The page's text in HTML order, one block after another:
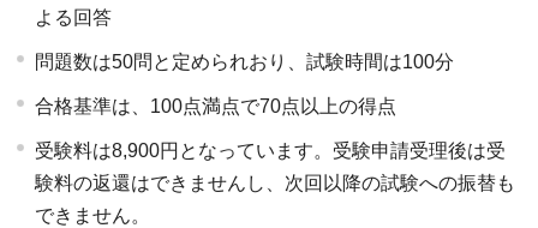
よる回答
問題数は50問と定められおり、試験時間は100分
合格基準は、100点満点で70点以上の得点
受験料は8,900円となっています。受験申請受理後は受
験料の返還はできませんし、次回以降の試験への振替も
できません。